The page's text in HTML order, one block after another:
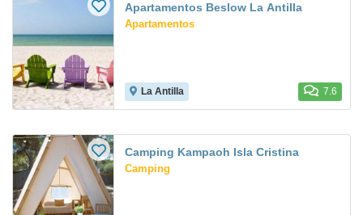
Apartamentos Beslow La Antilla
Apartamentos
La Antilla 7.6
Camping Kampaoh Isla Cristina
Camping